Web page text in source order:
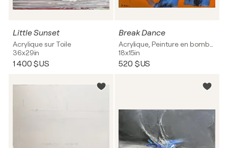
Little Sunset
Acrylique sur Toile
36x29in
1 400 $US
Break Dance
18x15in
520 $US